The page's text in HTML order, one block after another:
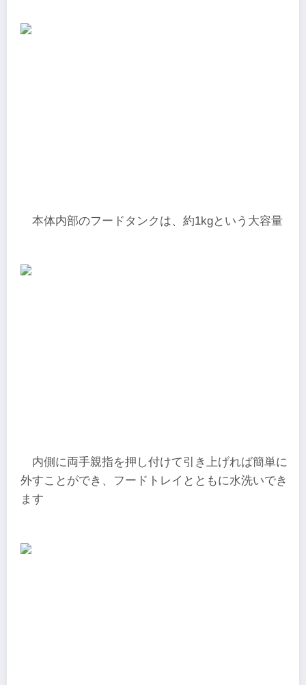
本体内部のフードタンクは、約1kgという大容量
内側に両手親指を押し付けて引き上げれば簡単に
外すことができ、フードトレイとともに水洗いでき
ます